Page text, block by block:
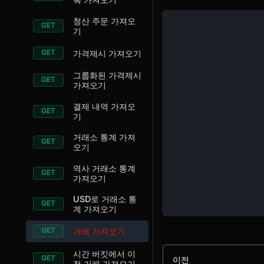
청산 주문 가져오
기
가격제시 가져오기
그룹화된 가격제시
가져오기
결제 내역 가져오
기
거래소 통계 가져
오기
역사 거래소 통계
가져오기
USD로 거래소 통
계 가져오기
거래 가져오기
시간 버킷에서 이
이전